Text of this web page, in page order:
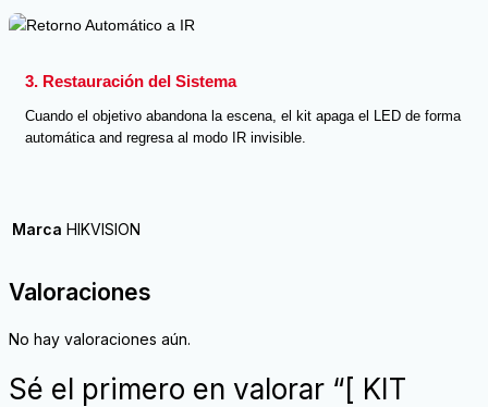
3. Restauración del Sistema
Cuando el objetivo abandona la escena, el kit apaga el LED de forma
automática and regresa al modo IR invisible.
Marca HIKVISION
Valoraciones
No hay valoraciones aún.
Sé el primero en valorar “[ KIT